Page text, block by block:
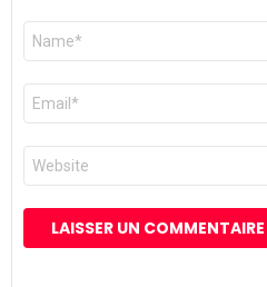
Nom
E-
mail
*
Site
web